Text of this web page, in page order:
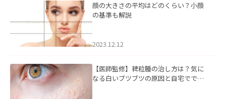
顔の大きさの平均はどのくらい？小顔
の基準も解説
2023.12.12
【医師監修】稗粒腫の治し方は？気に
なる白いブツブツの原因と自宅ででき